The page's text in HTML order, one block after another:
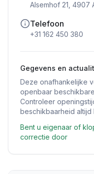
Alsemhof 21, 4907
Telefoon
+31 162 450 380
Gegevens en
Deze onafhankelijke
openbaar
Controleer
beschikbaarheid altijd
Bent u eigenaar of
correctie door